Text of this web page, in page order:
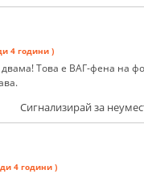
4 години )
двама! Това е ВАГ-фена на
Сигнализирай за
4 години )